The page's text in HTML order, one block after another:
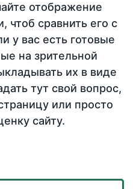
отображение
чтоб сравнить его с
у вас есть готовые
на зрительной
их в виде
тут свой вопрос,
или просто
сайту.